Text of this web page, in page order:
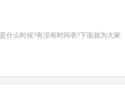
什么时候?有没有时间表?下面就为大家